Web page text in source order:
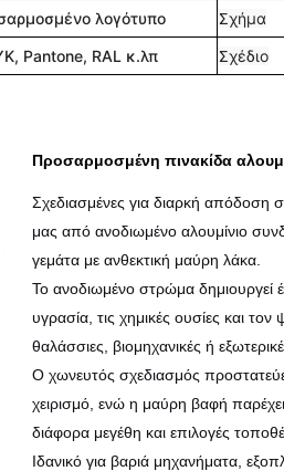
λογότυπο Σχήμα
Pantone, RAL κ.λπ Σχέδιο
Προσαρμοσμένη πινακίδα
Σχεδιασμένες για διαρκή απόδοση
μας από ανοδιωμένο αλουμίνιο
γεμάτα με ανθεκτική μαύρη λάκα.
Το ανοδιωμένο στρώμα
υγρασία, τις χημικές ουσίες και τον
θαλάσσιες, βιομηχανικές ή
Ο χωνευτός σχεδιασμός
χειρισμό, ενώ η μαύρη βαφή
διάφορα μεγέθη και επιλογές
Ιδανικό για βαριά μηχανήματα,